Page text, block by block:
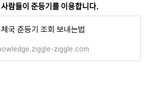
람들이 준등기를 이용합니다.
국 준등기 조회 보내는법
ziggle.com